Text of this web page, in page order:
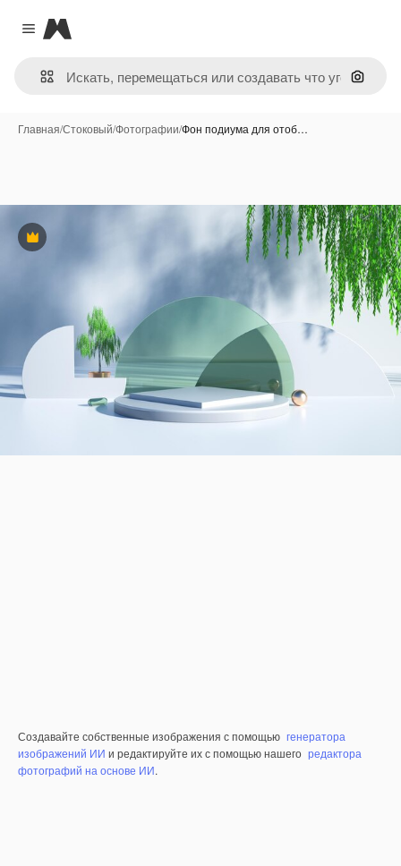
Close menu
Magnific
Поиск
Главная/Стоковый/Фотографии/Фон подиума для отоб…
Премиум
Создавайте собственные изображения с помощью генератора
изображений ИИ и редактируйте их с помощью нашего редактора
фотографий на основе ИИ.